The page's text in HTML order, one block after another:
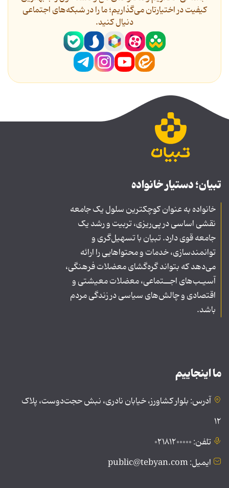
کیفیت در اختیارتان می‌گذاریم؛ ما را در شبکه‌های اجتماعی
دنیال کنید.
تبیان؛ دستیار خانواده
خانواده به عنوان کوچکترین سلول یک جامعه
نقشی اساسی در پی‌ریزی، تربیت و رشد یک
جامعه قوی دارد. تبیان با تسهیل‌گری و
توانمندسازی، خدمات و محتواهایی را ارائه
می‌دهد که بتواند گره‌گشای معضلات فرهنگی،
آسیـب‌های اجــتماعی، معضلات معیشتی و
اقتصادی و چالش‌های سیاسی در زندگی مردم
باشد.
ما اینجاییم
آدرس: بلوار کشاورز، خیابان نادری، نبش حجت‌دوست، پلاک
۱۲
تلفن: ۰۲۱۸۱۲۰۰۰۰۰
ایمیل: public@tebyan.com